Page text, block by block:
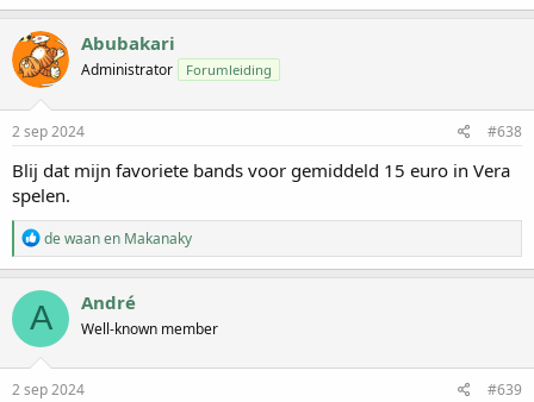
Abubakari
Administrator Forumleiding
2 sep 2024 #638
Blij dat mijn favoriete bands voor gemiddeld 15 euro in Vera
spelen.
W
a
a
r
d
e
r
i
n
de waanen Makanaky
A André
Well-known member
2 sep 2024 #639